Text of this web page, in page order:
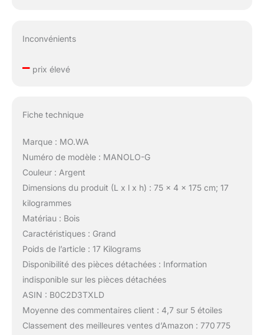
Inconvénients
–prix élevé
Fiche technique
Marque : MO.WA
Numéro de modèle : MANOLO-G
Couleur : Argent
Dimensions du produit (L x l x h) : 75 x 4 x 175 cm; 17
kilogrammes
Matériau : Bois
Caractéristiques : Grand
Poids de l’article : 17 Kilograms
Disponibilité des pièces détachées : Information
indisponible sur les pièces détachées
ASIN : B0C2D3TXLD
Moyenne des commentaires client : 4,7 sur 5 étoiles
Classement des meilleures ventes d’Amazon : 770 775